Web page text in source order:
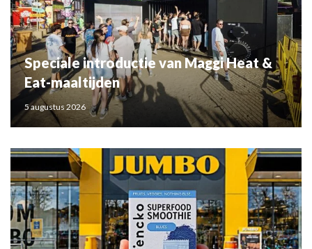
Speciale introductie van Maggi Heat &
Eat-maaltijden
5 augustus 2026